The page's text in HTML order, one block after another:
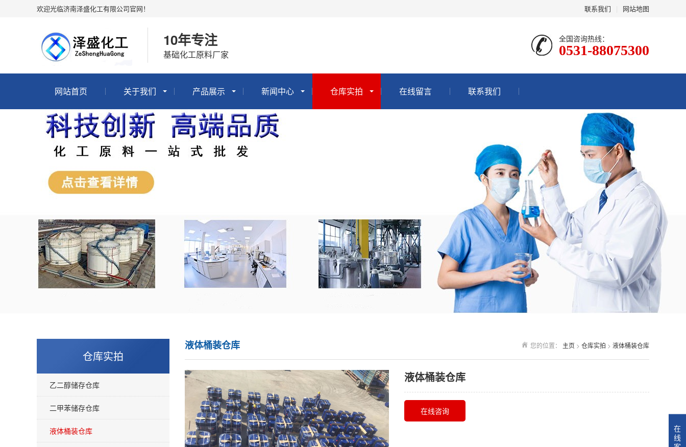
联系我们 网站地图
欢迎光临济南泽盛化工有限公司官网！
10年专注
基础化工原料厂家
全国咨询热线：
0531-88075300
网站首页 关于我们 产品展示 新闻中心 仓库实拍 在线留言 联系我们
仓库实拍
乙二醇储存仓库
二甲苯储存仓库
液体桶装仓库
您的位置： 主页 > 仓库实拍 > 液体桶装仓库
液体桶装仓库
液体桶装仓库
在线咨询
在
线